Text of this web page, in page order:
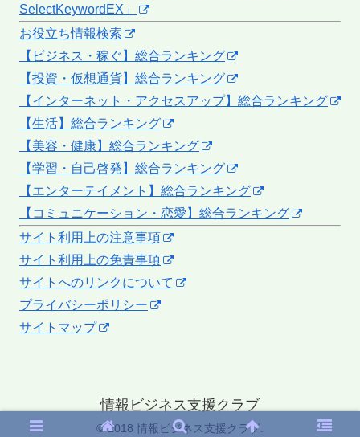
SelectKeywordEX」
お役立ち情報検索
【ビジネス・稼ぐ】総合ランキング
【投資・仮想通貨】総合ランキング
【インターネット・アクセスアップ】総合ランキング
【生活】総合ランキング
【美容・健康】総合ランキング
【学習・自己啓発】総合ランキング
【エンターテイメント】総合ランキング
【コミュニケーション・恋愛】総合ランキング
サイト利用上の注意事項
サイト利用上の免責事項
サイトへのリンクについて
プライバシーポリシー
サイトマップ
情報ビジネス支援クラブ
© 2018 情報ビジネス支援クラブ.